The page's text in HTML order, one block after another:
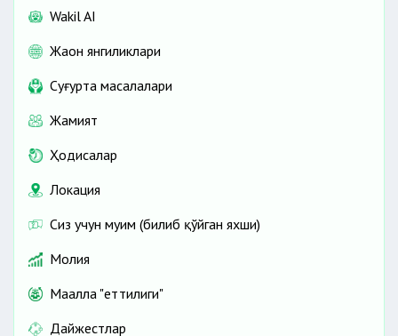
Wakil AI
Жаҳон янгиликлари
Cуғурта масалалари
Жамият
Ҳодисалар
Локация
Сиз учун муҳим (билиб қўйган яхши)
Молия
Маҳалла "еттилиги"
Дайжестлар